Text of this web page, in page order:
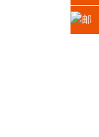
省苏
0512-
真：
邮